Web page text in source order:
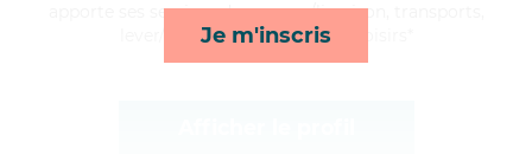
Je m'inscris
apporte ses services de courses/livraison, transports,
lever/coucher et compagnie/loisirs*